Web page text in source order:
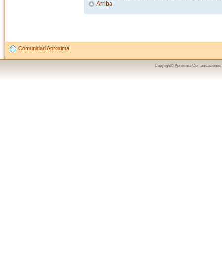
Arriba
Comunidad Aproxima
Copyright© Aproxima Comunicaciones